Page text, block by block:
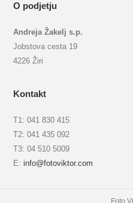
O podjetju
Andreja Žakelj s.p.
Jobstova cesta 19
4226 Žiri
Kontakt
T1: 041 830 415
T2: 041 435 092
T3: 04 510 5009
E: info@fotoviktor.com
Foto